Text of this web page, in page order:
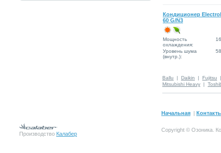
Кондиционер
60 G/N3
Мощность
охлаждения:
Уровень шума
(внутр.):
Ballu | Daikin | Fujitsu
Mitsubishi Heavy |
Начальная |
Производство Калабер
Copyright © Озоника.